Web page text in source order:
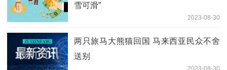
雪可滑”
2023-08-30
两只旅马大熊猫回国 马来西亚民众不舍
送别
2023-08-30